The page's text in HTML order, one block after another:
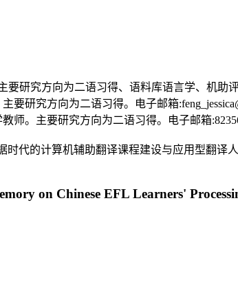
研究方向为二语习得、语料库语言学、机助
研究方向为二语习得。电子邮箱
师。主要研究方向为二语习得。电子邮箱
代的计算机辅助翻译课程建设与应用型翻译
on Chinese EFL Learners'